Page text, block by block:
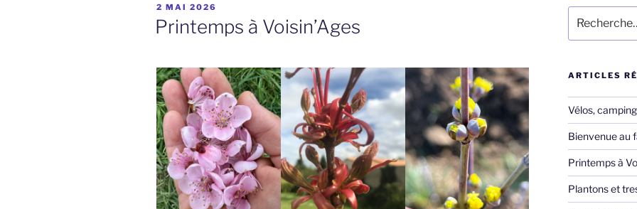
PUBLIÉ
LE
2 MAI 2026
Printemps à Voisin’Ages
pour
:
ARTICLES
Vélos,
Bienvenue au
Printemps à
Plantons et